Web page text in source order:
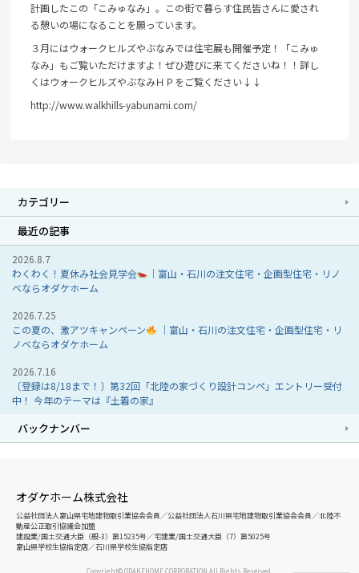
計画したこの「こみゅなみ」。この街で暮らす住民皆さんに愛され
る憩いの場になることを願っています。
３月にはウォークヒルズやぶなみでは住宅展も開催予定！「こみゅ
なみ」もご覧いただけますよ！ぜひ遊びに来てくださいね！！詳し
くはウォークヒルズやぶなみＨＰをご覧ください↓↓
http://www.walkhills-yabunami.com/
カテゴリー
最近の記事
2026.8.7
わくわく！夏休み社会見学会
｜富山・石川の注文住宅・企画型住宅・リノ
ベならオダケホーム
2026.7.25
この夏の、激アツキャンペーン
｜富山・石川の注文住宅・企画型住宅・リ
ノベならオダケホーム
2026.7.16
〔登録は8/18まで！〕第32回「北陸の家づくり設計コンペ」エントリー受付
中！ 今年のテーマは『土着の家』
バックナンバー
オダケホーム株式会社
公益社団法人富山県宅地建物取引業協会会員／公益社団法人石川県宅地建物取引業協会会員／北陸不
動産公正取引協議会加盟
建設業/国土交通大臣（般-3）第15235号／宅建業/国土交通大臣（7）第5025号
富山県学校生協指定店／石川県学校生協指定店
Copyright© ODAKEHOME CORPORATION All Rights Reserved.